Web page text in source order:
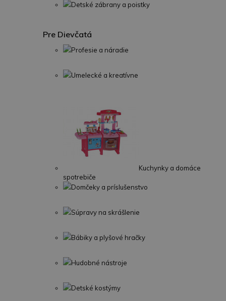
Detské zábrany a poistky
Pre Dievčatá
Profesie a náradie
Umelecké a kreatívne
Kuchynky a domáce
spotrebiče
Domčeky a príslušenstvo
Súpravy na skrášlenie
Bábiky a plyšové hračky
Hudobné nástroje
Detské kostýmy